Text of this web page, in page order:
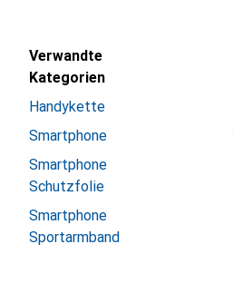
Verwandte
Kategorien
Handykette
Smartphone
Smartphone
Schutzfolie
Smartphone
Sportarmband